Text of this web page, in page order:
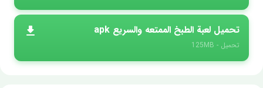
تحميل لعبة الطبخ الممتعه والسريع apk
تحميل - 125MB